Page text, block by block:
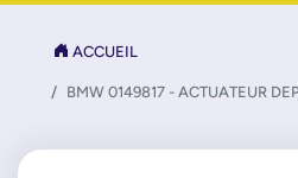
ACCUEIL
BMW 0149817 - ACTUATEUR